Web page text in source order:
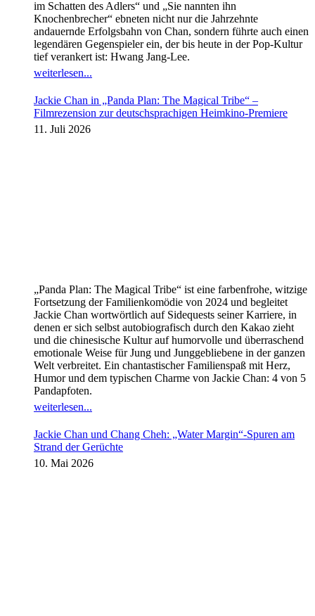
im Schatten des Adlers“ und „Sie nannten ihn
Knochenbrecher“ ebneten nicht nur die Jahrzehnte
andauernde Erfolgsbahn von Chan, sondern führte auch einen
legendären Gegenspieler ein, der bis heute in der Pop-Kultur
tief verankert ist: Hwang Jang-Lee.
weiterlesen...
Jackie Chan in „Panda Plan: The Magical Tribe“ –
Filmrezension zur deutschsprachigen Heimkino-Premiere
11. Juli 2026
„Panda Plan: The Magical Tribe“ ist eine farbenfrohe, witzige
Fortsetzung der Familienkomödie von 2024 und begleitet
Jackie Chan wortwörtlich auf Sidequests seiner Karriere, in
denen er sich selbst autobiografisch durch den Kakao zieht
und die chinesische Kultur auf humorvolle und überraschend
emotionale Weise für Jung und Junggebliebene in der ganzen
Welt verbreitet. Ein chantastischer Familienspaß mit Herz,
Humor und dem typischen Charme von Jackie Chan: 4 von 5
Pandapfoten.
weiterlesen...
Jackie Chan und Chang Cheh: „Water Margin“-Spuren am
Strand der Gerüchte
10. Mai 2026